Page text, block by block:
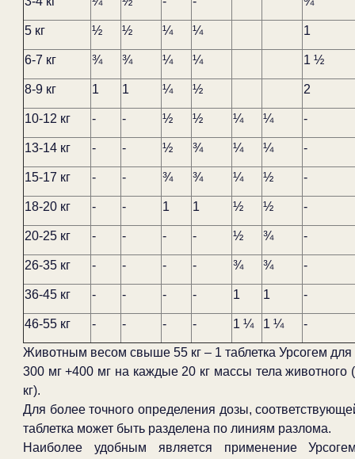
5 кг ½ ½ ¼ ¼ 1
6-7 кг ¾ ¾ ¼ ¼ 1 ½
8-9 кг 1 1 ¼ ½ 2
10-12 кг - - ½ ½ ¼ ¼ -
13-14 кг - - ½ ¾ ¼ ¼ -
15-17 кг - - ¾ ¾ ¼ ½ -
18-20 кг - - 1 1 ½ ½ -
20-25 кг - - - - ½ ¾ -
26-35 кг - - - - ¾ ¾ -
36-45 кг - - - - 1 1 -
46-55 кг - - - - 1 ¼ 1 ¼ -
Животным весом свыше 55 кг – 1 таблетка Урсогем для
300 мг +400 мг на каждые 20 кг массы тела животного
кг).
Для более точного определения дозы,
таблетка может быть разделена по линиям разлома.
Наиболее удобным является применение